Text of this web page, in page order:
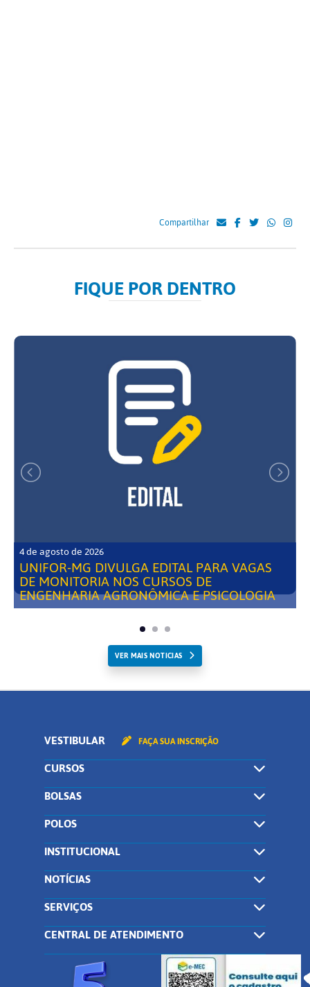
Compartilhar
FIQUE POR DENTRO
4 de agosto de 2026
UNIFOR-MG DIVULGA EDITAL PARA VAGAS
DE MONITORIA NOS CURSOS DE
ENGENHARIA AGRONÔMICA E PSICOLOGIA
VER MAIS NOTICIAS
VESTIBULAR FAÇA SUA INSCRIÇÃO
CURSOS
BOLSAS
POLOS
INSTITUCIONAL
NOTÍCIAS
SERVIÇOS
CENTRAL DE ATENDIMENTO